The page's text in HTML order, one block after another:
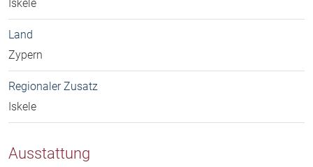
Iskele
Land
Zypern
Regionaler Zusatz
Iskele
Ausstattung